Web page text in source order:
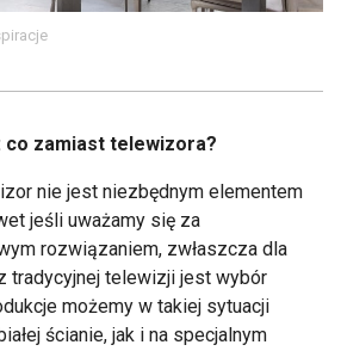
co zamiast telewizora?
nie jest niezbędnym elementem
jeśli uważamy się za
rozwiązaniem, zwłaszcza dla
tradycyjnej telewizji jest wybór
możemy w takiej sytuacji
ścianie, jak i na specjalnym